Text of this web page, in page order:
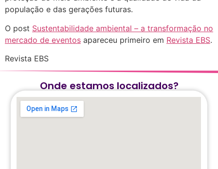
população e das gerações futuras.
O post Sustentabilidade ambiental – a transformação no
mercado de eventos apareceu primeiro em Revista EBS.
Revista EBS
Onde estamos localizados?